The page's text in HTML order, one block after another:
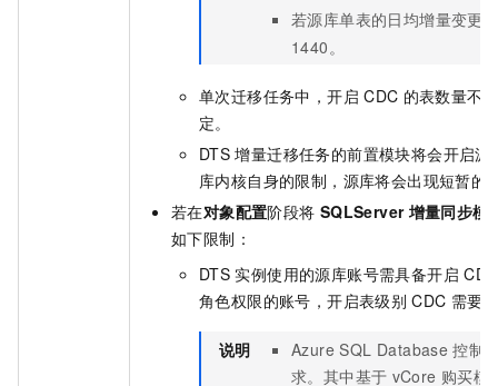
若源库单表的日均增量变更
1440。
单次迁移任务中，开启 CDC 的表数量不
定。
DTS 增量迁移任务的前置模块将会开启源
库内核自身的限制，源库将会出现短暂的
若在对象配置阶段将 SQLServer 增量同步模
如下限制：
DTS 实例使用的源库账号需具备开启 CDC
角色权限的账号，开启表级别 CDC 需要
说明 Azure SQL Database 控制
求。其中基于 vCore 购买模